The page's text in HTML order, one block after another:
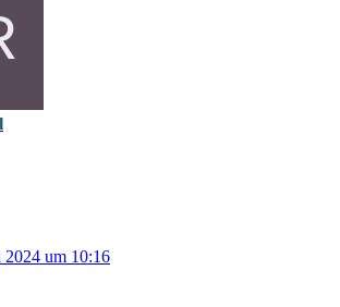
2024 um 10:16